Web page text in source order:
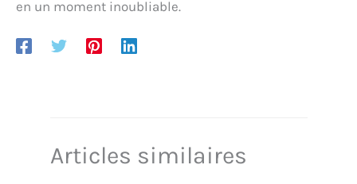
en un moment inoubliable.
Articles similaires